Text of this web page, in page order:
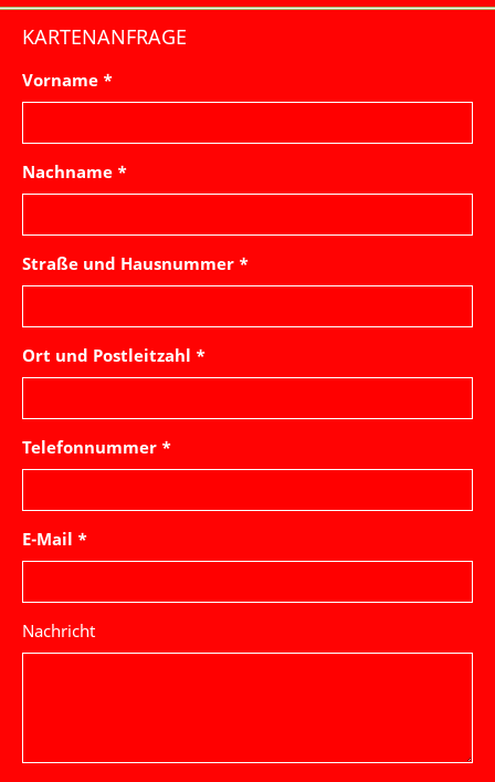
KARTENANFRAGE
Vorname *
Nachname *
Straße und Hausnummer *
Ort und Postleitzahl *
Telefonnummer *
E-Mail *
Nachricht